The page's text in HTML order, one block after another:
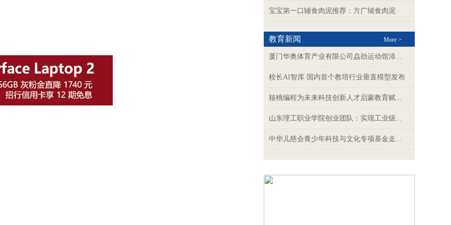
宝宝第一口辅食肉泥推荐：方广辅食肉泥
教育新闻 More >
厦门华奥体育产业有限公司劦劲运动馆漳...
校长AI智库 国内首个教培行业垂直模型发布
核桃编程为未来科技创新人才启蒙教育赋...
山东理工职业学院创业团队：实现工业级...
中华儿慈会青少年科技与文化专项基金走...